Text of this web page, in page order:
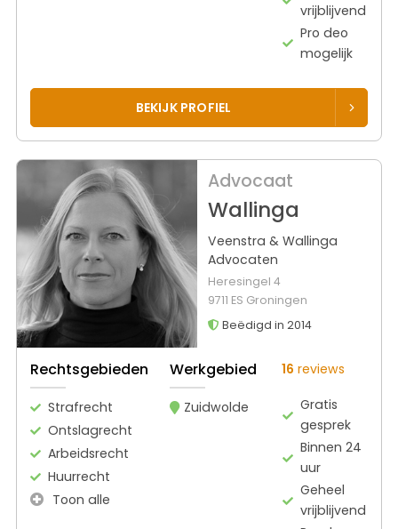
vrijblijvend
Pro deo
mogelijk
BEKIJK PROFIEL
Advocaat
Wallinga
Veenstra & Wallinga
Advocaten
Heresingel 4
9711 ES Groningen
Beëdigd in 2014
Rechtsgebieden
Strafrecht
Ontslagrecht
Arbeidsrecht
Huurrecht
Toon alle
Werkgebied
Zuidwolde
16 reviews
Gratis
gesprek
Binnen 24
uur
Geheel
vrijblijvend